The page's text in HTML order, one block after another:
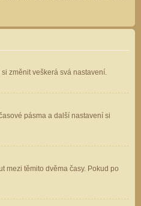
změnit veškerá svá nastavení.
pásma a další nastavení si
mezi těmito dvěma časy. Pokud po